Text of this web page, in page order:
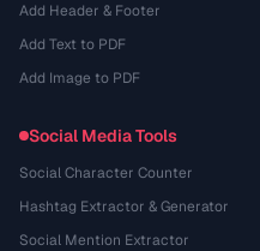
Add Header & Footer
Add Text to PDF
Add Image to PDF
Social Media Tools
Social Character Counter
Hashtag Extractor & Generator
Social Mention Extractor